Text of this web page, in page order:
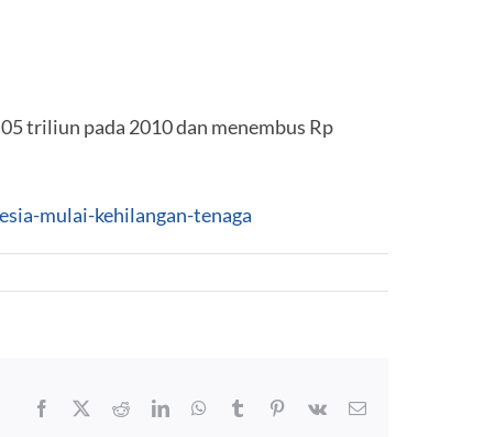
triliun pada 2010 dan menembus Rp
mulai-kehilangan-tenaga
Facebook RedditLinkedInWhatsApp
Tumblr Pinterest
Vk Email